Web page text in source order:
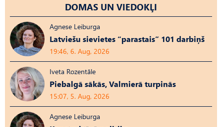
DOMAS UN VIEDOKĻI
Agnese Leiburga
Latviešu sievietes “parastais” 101 darbiņš
19:46, 6. Aug, 2026
Iveta Rozentāle
Piebalgā sākās, Valmierā turpinās
15:07, 5. Aug, 2026
Agnese Leiburga